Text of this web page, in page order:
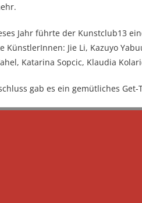
Jahr führte der Kunstclub13
KünstlerInnen: Jie Li, Kazuyo
Katarina Sopcic, Klaudia
gab es ein gemütliches